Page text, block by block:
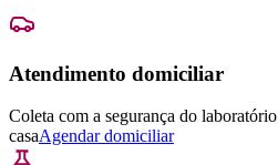
Atendimento domiciliar
Coleta com a segurança do
casaAgendar domiciliar